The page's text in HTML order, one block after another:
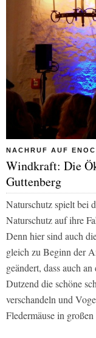
NACHRUF AUF
Windkraft: Die
Guttenberg
Naturschutz spielt bei
Naturschutz auf ihre
Denn hier sind auch
gleich zu Beginn der
geändert, dass auch
Dutzend die schöne
verschandeln und
Fledermäuse in